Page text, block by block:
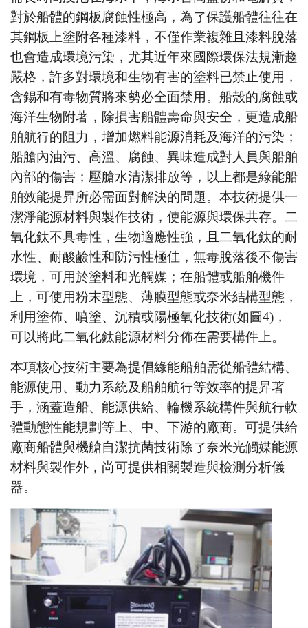
對於船體的鋼板腐蝕性極高，為了保護船體往往在
其鋼板上塗附各種漆料，不僅作業複雜且漆料脫落
也會造成環境污染，尤其近年來國際環保法規漸趨
嚴格，許多對環境和生物有害的塗料已禁止使用，
含錫和有毒物質將來勢必全面禁用。船殼的腐蝕或
海洋生物附著，除損害船體壽命與安全，更造成船
舶航行的阻力，增加燃料能源消耗及海洋的污染；
船艙內油污、高溫、腐蝕、異味造成對人員與船舶
內部的傷害；壓艙水清潔排放等，以上都是綠能船
舶效能提昇所必需面對解決的問題。本技術提供一
潔淨能源材料與製作技術，使能源與環保共存。二
氧化鈦不具毒性，生物適應性強，且二氧化鈦的耐
水性、耐酸鹼性和防污性極佳，無毒脫落後不傷害
環境，可用於塗料和光觸媒；在船體或船舶機件
上，可使用粉末型態、薄膜型態或奈米結構型態，
利用塗佈、噴塗、沉積或陽極氧化技術(如圖4) ，
可以將此二氧化鈦能源材料分佈在需要構件上。
本項核心技術主要為提倡綠能船舶需從船體結構、
能源使用、動力系統及船舶航行等效率的提昇著
手，涵蓋造船、能源供給、輪機系統構件與航行軟
體動態性能規劃等上、中、下游的廠商。可提供給
廠商船體與機艙自潔抗菌技術除了奈米光觸媒能源
材料與製作外，尚可提供相關製造與檢測分析儀
器。